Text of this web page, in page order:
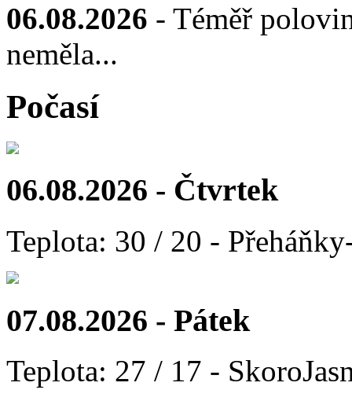
06.08.2026 - Téměř
neměla...
Počasí
06.08.2026 - Čtvrtek
Teplota: 30 / 20 -
07.08.2026 - Pátek
Teplota: 27 / 17 -